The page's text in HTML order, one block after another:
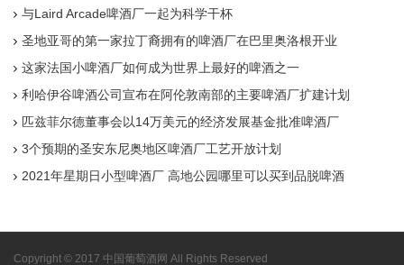
与Laird Arcade啤酒厂一起为科学干杯
圣地亚哥的第一家拉丁裔拥有的啤酒厂在巴里奥洛根开业
这家法国小啤酒厂如何成为世界上最好的啤酒之一
利哈伊谷啤酒公司宣布在阿伦敦南部的主要啤酒厂扩建计划
匹兹菲尔德董事会以14万美元的经济发展基金批准啤酒厂
3个预期的圣安东尼奥地区啤酒厂工艺开放计划
2021年星期日小型啤酒厂 高地公园哪里可以买到品脱啤酒
Copyright © 2017 中国葡萄酒网 All Rights Reserved